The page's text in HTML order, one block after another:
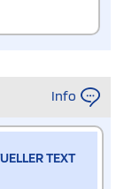
Info
TEXT